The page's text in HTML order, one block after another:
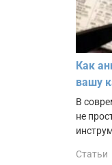
Как
вашу
В
не
Статьи